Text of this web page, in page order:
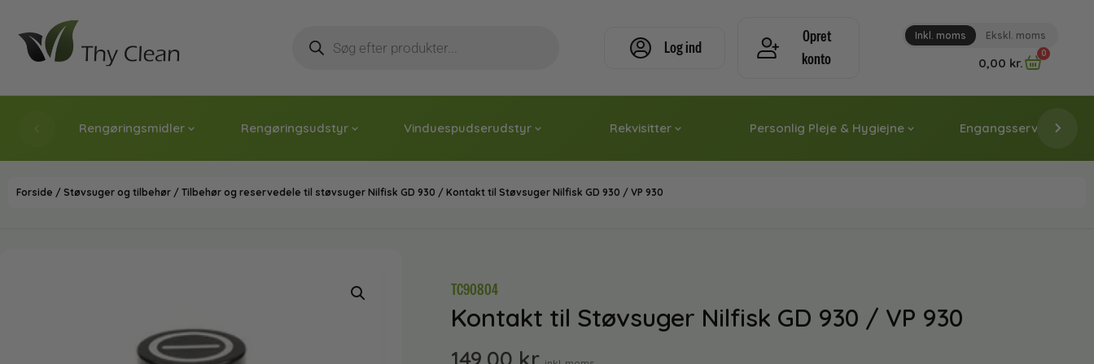
Log ind
Opret
konto
Inkl. moms Ekskl. moms
0,00 kr.
0
Rengøringsmidler Rengøringsudstyr Vinduespudserudstyr Rekvisitter Personlig Pleje & Hygiejne Engangsservice &
Forside / Støvsuger og tilbehør / Tilbehør og reservedele til støvsuger Nilfisk GD 930 / Kontakt til Støvsuger Nilfisk GD 930 / VP 930
TC90804
Kontakt til Støvsuger Nilfisk GD 930 / VP 930